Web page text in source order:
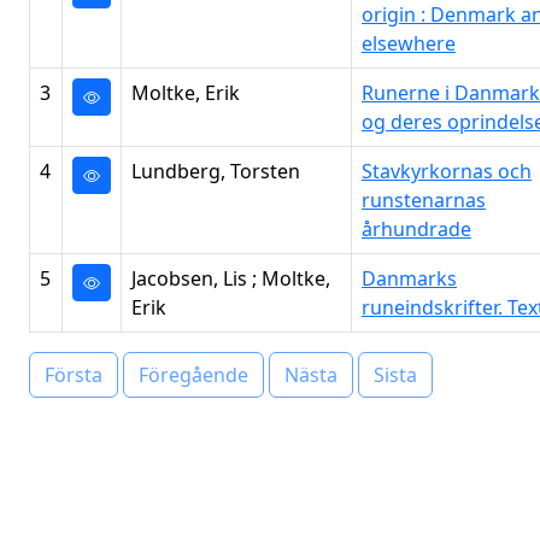
origin : Denmark
elsewhere
3
Moltke, Erik
Runerne i Danmark
og deres
4
Lundberg, Torsten
Stavkyrkornas och
runstenarnas
århundrade
5
Jacobsen, Lis ; Moltke,
Erik
Danmarks
runeindskrifter.
Första Föregående Nästa Sista